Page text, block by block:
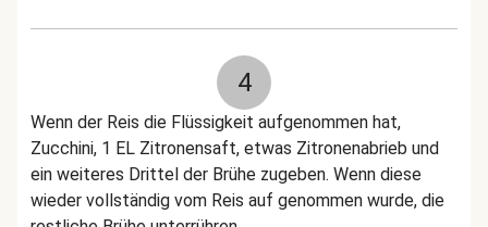
4
Wenn der Reis die Flüssigkeit aufgenommen hat,
Zucchini, 1 EL Zitronensaft, etwas Zitronenabrieb und
ein weiteres Drittel der Brühe zugeben. Wenn diese
wieder vollständig vom Reis auf genommen wurde, die